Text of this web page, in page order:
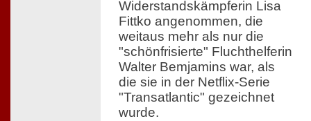
Widerstandskämpferin Lisa
Fittko angenommen, die
weitaus mehr als nur die
"schönfrisierte" Fluchthelferin
Walter Bemjamins war, als
die sie in der Netflix-Serie
"Transatlantic" gezeichnet
wurde.